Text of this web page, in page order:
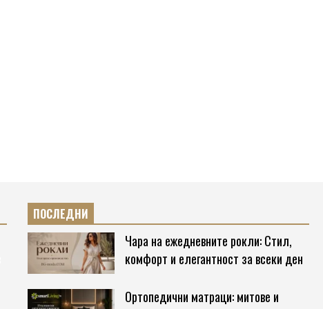
ПОСЛЕДНИ
Чара на ежедневните рокли: Стил,
комфорт и елегантност за всеки ден
Ортопедични матраци: митове и